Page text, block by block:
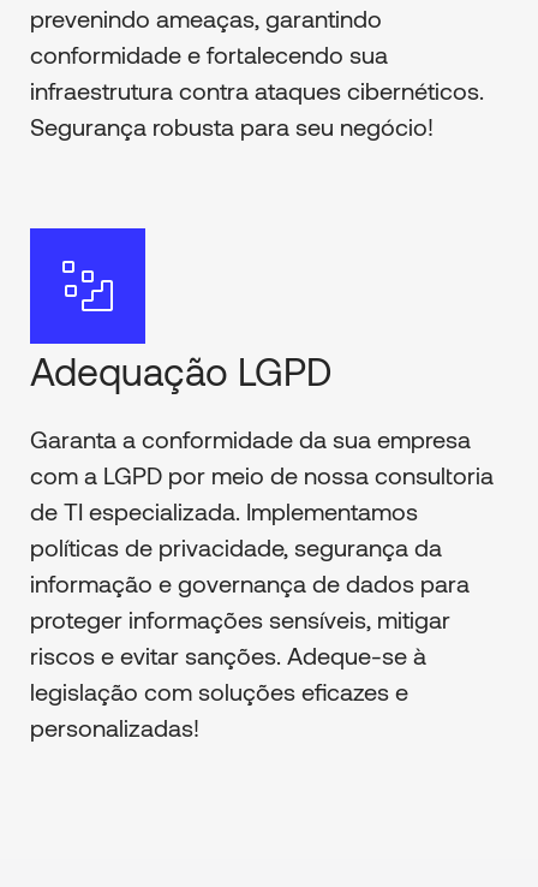
prevenindo ameaças, garantindo
conformidade e fortalecendo sua
infraestrutura contra ataques cibernéticos.
Segurança robusta para seu negócio!
Adequação LGPD
Garanta a conformidade da sua empresa
com a LGPD por meio de nossa consultoria
de TI especializada. Implementamos
políticas de privacidade, segurança da
informação e governança de dados para
proteger informações sensíveis, mitigar
riscos e evitar sanções. Adeque-se à
legislação com soluções eficazes e
personalizadas!